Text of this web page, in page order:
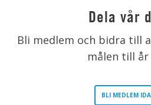
Dela vår
Bli medlem och bidra till
målen till år
BLI MEDLEM